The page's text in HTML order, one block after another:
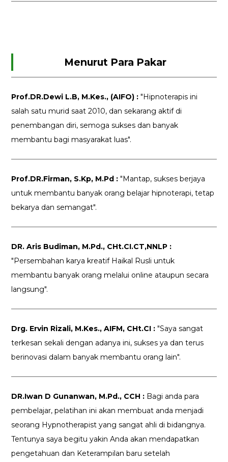
Menurut Para Pakar
Prof.DR.Dewi L.B, M.Kes., (AIFO) :"Hipnoterapis ini
salah satu murid saat 2010, dan sekarang aktif di
penembangan diri, semoga sukses dan banyak
membantu bagi masyarakat luas".
Prof.DR.Firman, S.Kp, M.Pd : "Mantap, sukses berjaya
untuk membantu banyak orang belajar hipnoterapi, tetap
bekarya dan semangat".
DR. Aris Budiman, M.Pd., CHt.CI.CT,NNLP :
"Persembahan karya kreatif Haikal Rusli untuk
membantu banyak orang melalui online ataupun secara
langsung".
Drg. Ervin Rizali, M.Kes., AIFM, CHt.CI : "Saya sangat
terkesan sekali dengan adanya ini, sukses ya dan terus
berinovasi dalam banyak membantu orang lain".
DR.Iwan D Gunanwan, M.Pd., CCH : Bagi anda para
pembelajar, pelatihan ini akan membuat anda menjadi
seorang Hypnotherapist yang sangat ahli di bidangnya.
Tentunya saya begitu yakin Anda akan mendapatkan
pengetahuan dan Keterampilan baru setelah